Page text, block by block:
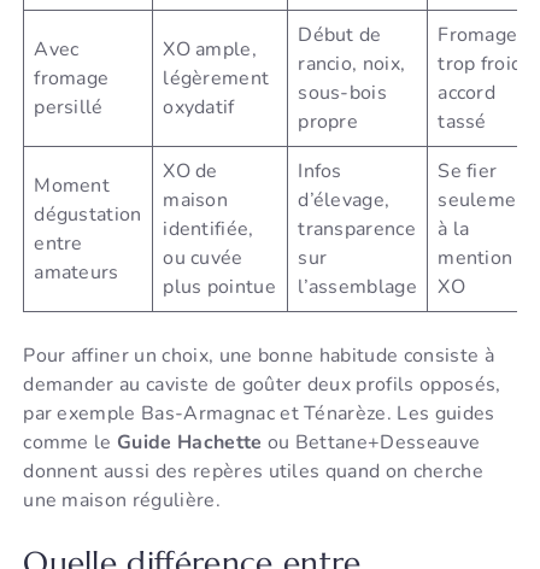
Avec
fromage
persillé
XO ample,
légèrement
oxydatif
Début de
rancio, noix,
sous-bois
propre
Fromage
trop froid,
accord
tassé
Moment
dégustation
entre
amateurs
XO de
maison
identifiée,
ou cuvée
plus pointue
Infos
d’élevage,
transparence
sur
l’assemblage
Se fier
seulement
à la
mention
XO
Pour affiner un choix, une bonne habitude consiste à
demander au caviste de goûter deux profils opposés,
par exemple Bas-Armagnac et Ténarèze. Les guides
comme le Guide Hachette ou Bettane+Desseauve
donnent aussi des repères utiles quand on cherche
une maison régulière.